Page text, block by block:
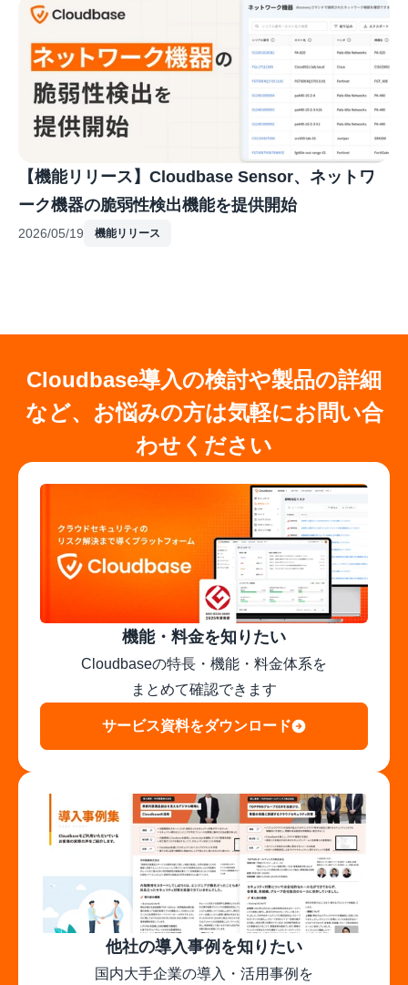
【機能リリース】Cloudbase Sensor、ネットワ
ーク機器の脆弱性検出機能を提供開始
2026/05/19 機能リリース
Cloudbase導入の検討や製品の詳細
など、お悩みの方は気軽にお問い合
わせください
機能・料金を知りたい
Cloudbaseの特長・機能・料金体系を
まとめて確認できます
サービス資料をダウンロード
他社の導入事例を知りたい
国内大手企業の導入・活用事例を